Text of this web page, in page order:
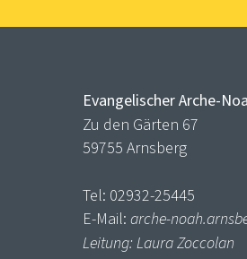
Evangelischer Arche-
Zu den Gärten 67
59755 Arnsberg
Tel: 02932-25445
E-Mail: arche-
Leitung: Laura Zoccolan